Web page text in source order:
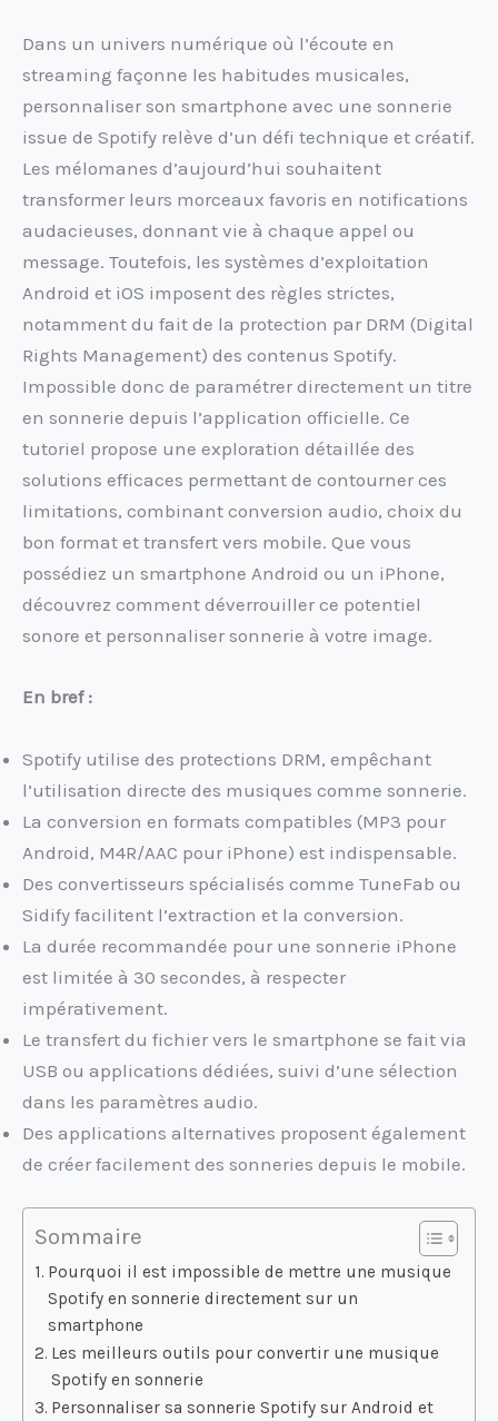
Dans un univers numérique où l’écoute en
streaming façonne les habitudes musicales,
personnaliser son smartphone avec une sonnerie
issue de Spotify relève d’un défi technique et créatif.
Les mélomanes d’aujourd’hui souhaitent
transformer leurs morceaux favoris en notifications
audacieuses, donnant vie à chaque appel ou
message. Toutefois, les systèmes d’exploitation
Android et iOS imposent des règles strictes,
notamment du fait de la protection par DRM (Digital
Rights Management) des contenus Spotify.
Impossible donc de paramétrer directement un titre
en sonnerie depuis l’application officielle. Ce
tutoriel propose une exploration détaillée des
solutions efficaces permettant de contourner ces
limitations, combinant conversion audio, choix du
bon format et transfert vers mobile. Que vous
possédiez un smartphone Android ou un iPhone,
découvrez comment déverrouiller ce potentiel
sonore et personnaliser sonnerie à votre image.
En bref :
Spotify utilise des protections DRM, empêchant
l’utilisation directe des musiques comme sonnerie.
La conversion en formats compatibles (MP3 pour
Android, M4R/AAC pour iPhone) est indispensable.
Des convertisseurs spécialisés comme TuneFab ou
Sidify facilitent l’extraction et la conversion.
La durée recommandée pour une sonnerie iPhone
est limitée à 30 secondes, à respecter
impérativement.
Le transfert du fichier vers le smartphone se fait via
USB ou applications dédiées, suivi d’une sélection
dans les paramètres audio.
Des applications alternatives proposent également
de créer facilement des sonneries depuis le mobile.
Sommaire
Pourquoi il est impossible de mettre une musique
Spotify en sonnerie directement sur un
smartphone
Les meilleurs outils pour convertir une musique
Spotify en sonnerie
Personnaliser sa sonnerie Spotify sur Android et